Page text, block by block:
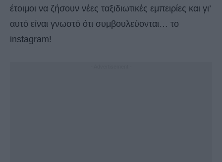
έτοιμοι να ζήσουν νέες ταξιδιωτικές εμπειρίες και γι’
αυτό είναι γνωστό ότι συμβουλεύονται… το
instagram!